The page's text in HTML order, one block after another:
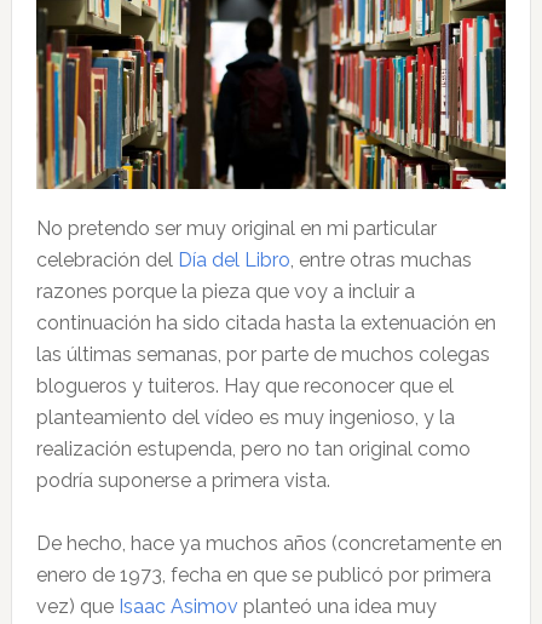
No pretendo ser muy original en mi particular
celebración del Día del Libro , entre otras muchas
razones porque la pieza que voy a incluir a
continuación ha sido citada hasta la extenuación en
las últimas semanas, por parte de muchos colegas
blogueros y tuiteros. Hay que reconocer que el
planteamiento del vídeo es muy ingenioso, y la
realización estupenda, pero no tan original como
podría suponerse a primera vista.
De hecho, hace ya muchos años (concretamente en
enero de 1973, fecha en que se publicó por primera
vez) que Isaac Asimov planteó una idea muy